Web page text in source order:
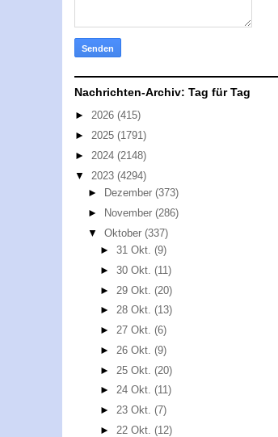
Nachrichten-Archiv: Tag für Tag
► 2026 (415)
► 2025 (1791)
► 2024 (2148)
▼ 2023 (4294)
►
Dezember (373)
►
November (286)
▼ Oktober (337)
►31 Okt.(9)
►30 Okt.(11)
► 29 Okt.(20)
►28 Okt.(13)
►27 Okt.(6)
► 26 Okt.(9)
► 25 Okt.(20)
►24 Okt.(11)
►23 Okt.(7)
► 22 Okt.(12)